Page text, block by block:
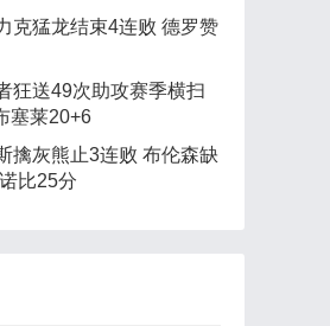
克猛龙结束4连败 德罗赞
狂送49次助攻赛季横扫
塞莱20+6
擒灰熊止3连败 布伦森缺
比25分